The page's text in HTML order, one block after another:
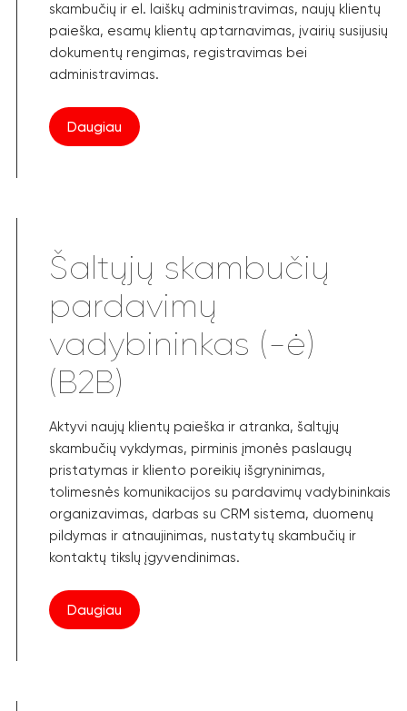
skambučių ir el. laiškų administravimas, naujų klientų
paieška, esamų klientų aptarnavimas, įvairių susijusių
dokumentų rengimas, registravimas bei
administravimas.
Daugiau
Šaltųjų skambučių
pardavimų
vadybininkas (-ė)
(B2B)
Aktyvi naujų klientų paieška ir atranka, šaltųjų
skambučių vykdymas, pirminis įmonės paslaugų
pristatymas ir kliento poreikių išgryninimas,
tolimesnės komunikacijos su pardavimų vadybininkais
organizavimas, darbas su CRM sistema, duomenų
pildymas ir atnaujinimas, nustatytų skambučių ir
kontaktų tikslų įgyvendinimas.
Daugiau